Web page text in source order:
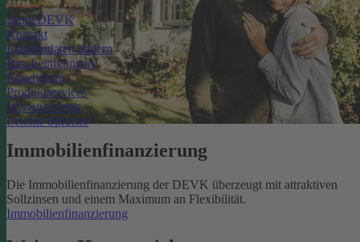
meineDEVK
Kontakt
Kundendaten ändern
Bescheinigungen
Kündigung
Produktservices
Wissenswertes
Leichte Sprache
Immobilienfinanzierung
Die Immobilienfinanzierung der DEVK überzeugt mit attraktiven
Sollzinsen und einem Maximum an Flexibilität.
Immobilienfinanzierung